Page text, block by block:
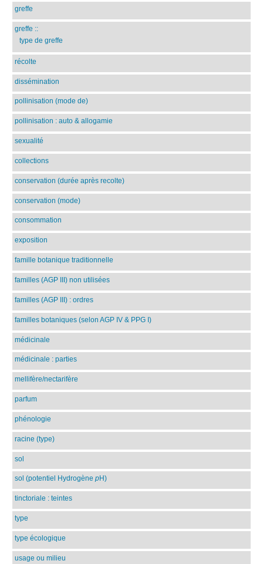
greffe
greffe ::
type de greffe
récolte
dissémination
pollinisation (mode de)
pollinisation : auto & allogamie
sexualité
collections
conservation (durée après recolte)
conservation (mode)
consommation
exposition
famille botanique traditionnelle
familles (AGP III) non utilisées
familles (AGP III) : ordres
familles botaniques (selon AGP IV & PPG I)
médicinale
médicinale : parties
mellifère/nectarifère
parfum
phénologie
racine (type)
sol
sol (potentiel Hydrogène pH)
tinctoriale : teintes
type
type écologique
usage ou milieu